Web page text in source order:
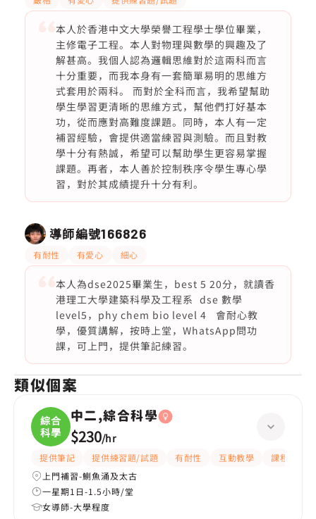
本人於香港中文大學榮譽工程學士學位畢業，
主修電子工程。本人對物理與數學的興趣及了
解甚高。我個人認為邏輯思維對於這兩科而言
十分重要，而我本身有一套簡單易明的思維方
式套用於兩科。 而對於全科而言，我希望幫助
學生學習更清晰的思維方式，幫他們打好基本
功，從而應對高難度課題。同時，本人有一定
補習經驗，會提供適當練習與測驗。而且對教
學十分有熱誠，希望可以幫助學生更容易掌握
課題。再者，本人善於控制秩序令學生專心學
習，對於其成績提升十分有利。
導師編號166826
有耐性 有愛心 細心
本人為dse2025畢業生，best 5 20分，就讀香
港理工大學建築科學及工程系 dse 數學
level5，phy chem bio level 4 會耐心教
學，優質講解，按時上堂，WhatsApp問功
課，可上門，提供筆記練習。
類似個案
綜合
科學
中二,綜合科學
$230/hr
提供筆記 提供練習題/試題 有耐性 互動教學
課程設計
上門補習-鰂魚涌及太古
一星期1日-1.5小時/堂
女導師-大學程度